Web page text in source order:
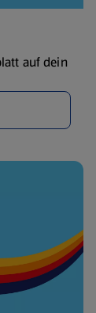
auf dein